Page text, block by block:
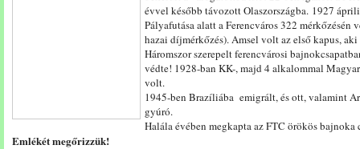
évvel később távozott Olaszországba. 1927
Pályafutása alatt a Ferencváros 322
hazai díjmérkőzés). Amsel volt az első kapus,
Háromszor szerepelt ferencvárosi
védte! 1928-ban KK-, majd 4 alkalommal
volt.
1945-ben Brazíliába emigrált, és ott, valamint
gyúró.
Halála évében megkapta az FTC örökös bajnoka
Emlékét megőrizzük!